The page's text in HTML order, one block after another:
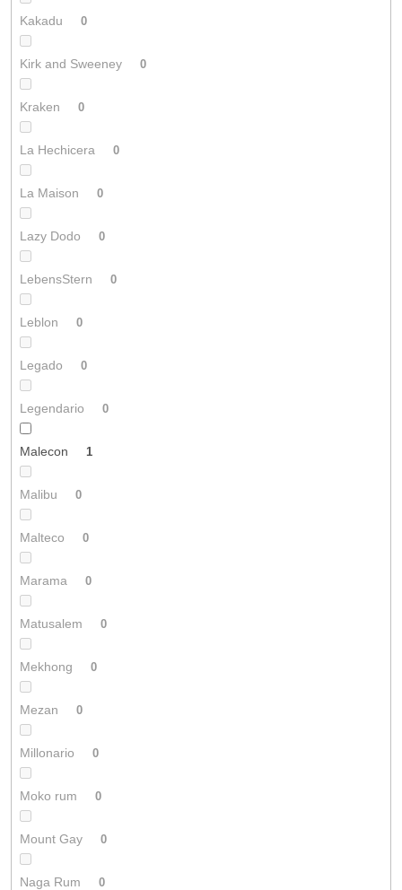
Kakadu 0
Kirk and Sweeney 0
Kraken 0
La Hechicera 0
La Maison 0
Lazy Dodo 0
LebensStern 0
Leblon 0
Legado 0
Legendario 0
Malecon 1
Malibu 0
Malteco 0
Marama 0
Matusalem 0
Mekhong 0
Mezan 0
Millonario 0
Moko rum 0
Mount Gay 0
Naga Rum 0